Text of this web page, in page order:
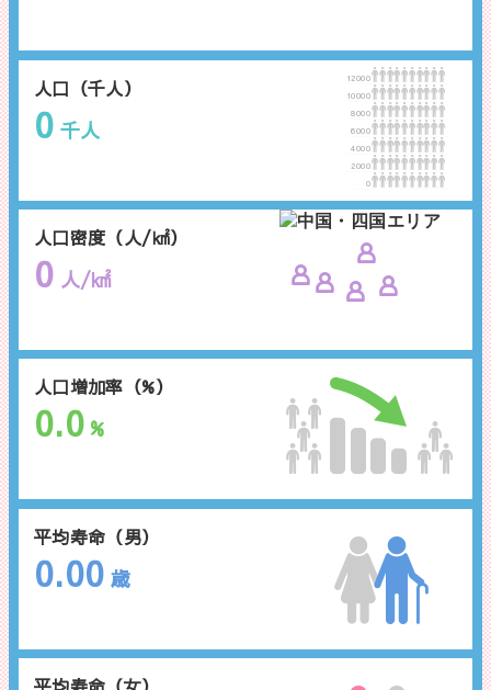
人口密度（人/㎢）
0 人/㎢
平均寿命（男）
0.00 歳
人口（千人）
0 千人
12000
10000
8000
6000
4000
2000
0
人口増加率（%）
0.0 %